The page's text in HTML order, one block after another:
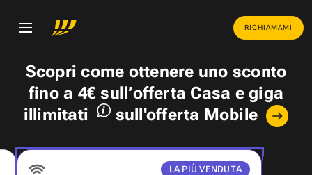
RICHIAMAMI
Scopri come ottenere uno sconto
fino a 4€ sull’offerta Casa egiga
illimitati
sull'offerta Mobile
LA PIÙ VENDUTA